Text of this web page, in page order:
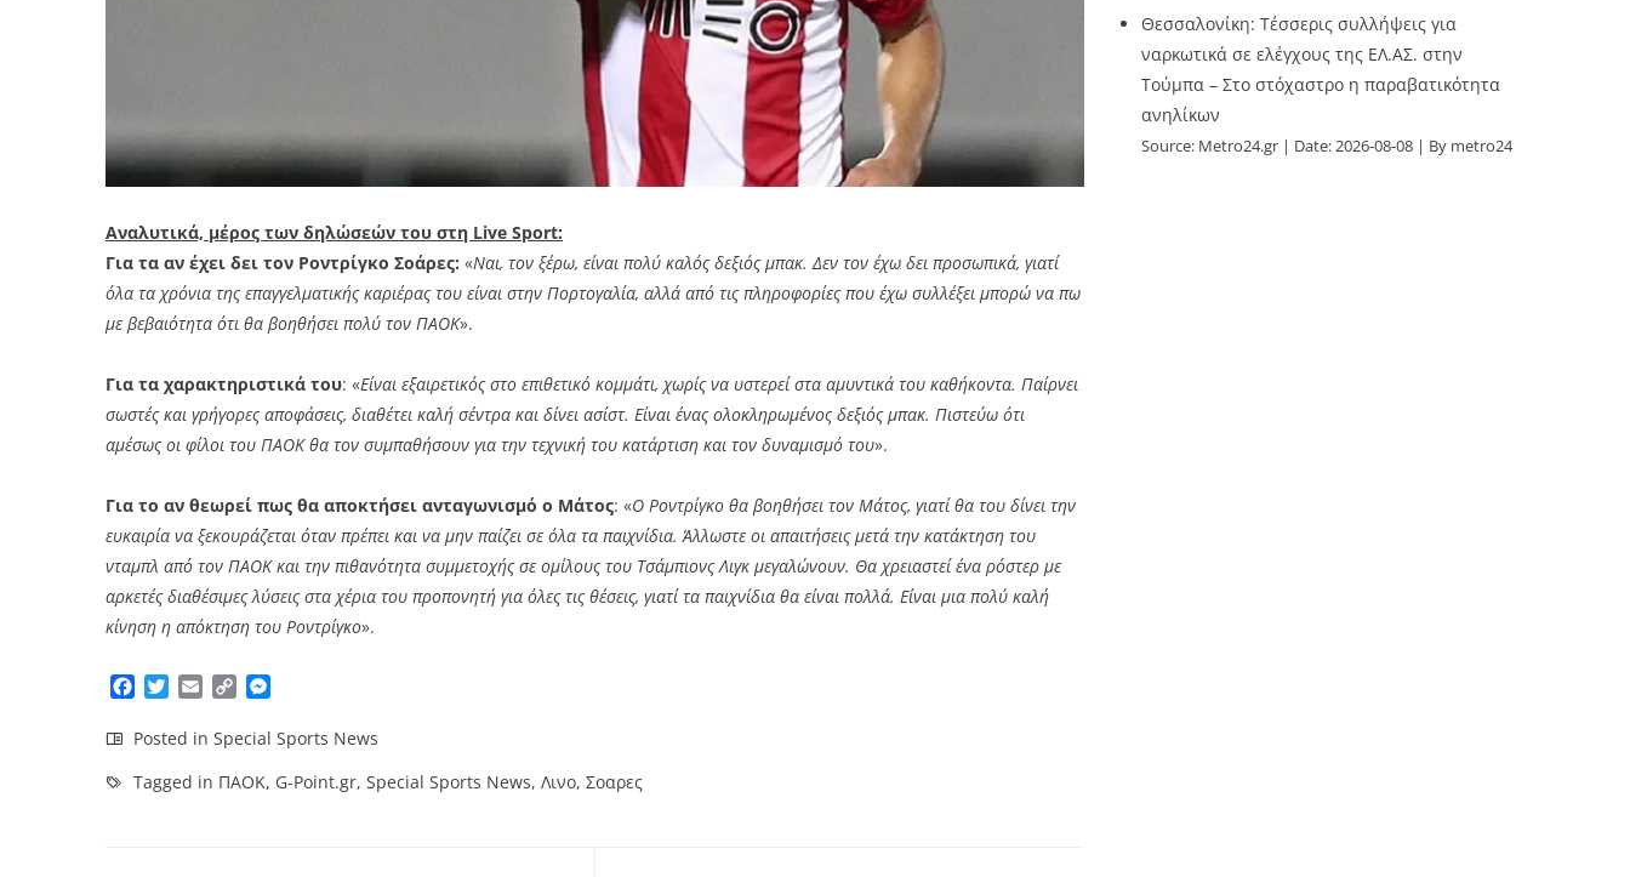
Αναλυτικά, μέρος των δηλώσεών του στη Live Sport:
Για τα αν έχει δει τον Ροντρίγκο Σοάρες: «Ναι, τον ξέρω, είναι πολύ καλός δεξιός μπακ. Δεν τον έχω δει προσωπικά, γιατί
όλα τα χρόνια της επαγγελματικής καριέρας του είναι στην Πορτογαλία, αλλά από τις πληροφορίες που έχω συλλέξει μπορώ να πω
με βεβαιότητα ότι θα βοηθήσει πολύ τον ΠΑΟΚ».
Για τα χαρακτηριστικά του: «Είναι εξαιρετικός στο επιθετικό κομμάτι, χωρίς να υστερεί στα αμυντικά του καθήκοντα. Παίρνει
σωστές και γρήγορες αποφάσεις, διαθέτει καλή σέντρα και δίνει ασίστ. Είναι ένας ολοκληρωμένος δεξιός μπακ. Πιστεύω ότι
αμέσως οι φίλοι του ΠΑΟΚ θα τον συμπαθήσουν για την τεχνική του κατάρτιση και τον δυναμισμό του».
Για το αν θεωρεί πως θα αποκτήσει ανταγωνισμό ο Μάτος: «Ο Ροντρίγκο θα βοηθήσει τον Μάτος, γιατί θα του δίνει την
ευκαιρία να ξεκουράζεται όταν πρέπει και να μην παίζει σε όλα τα παιχνίδια. Άλλωστε οι απαιτήσεις μετά την κατάκτηση του
νταμπλ από τον ΠΑΟΚ και την πιθανότητα συμμετοχής σε ομίλους του Τσάμπιονς Λιγκ μεγαλώνουν. Θα χρειαστεί ένα ρόστερ με
αρκετές διαθέσιμες λύσεις στα χέρια του προπονητή για όλες τις θέσεις, γιατί τα παιχνίδια θα είναι πολλά. Είναι μια πολύ καλή
κίνηση η απόκτηση του Ροντρίγκο».
Facebook
TwitterEmailCopy
Posted in Special Sports News
Tagged in ΠΑΟΚ, G-Point.gr, Special Sports News, Λινο, Σοαρες
Θεσσαλονίκη: Τέσσερις συλλήψεις για
ναρκωτικά σε ελέγχους της ΕΛ.ΑΣ. στην
Τούμπα – Στο στόχαστρο η παραβατικότητα
ανηλίκων
Source: Metro24.gr Date: 2026-08-08 By metro24